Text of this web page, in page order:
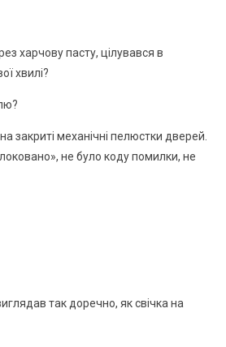
харчову пасту, цілувався в
хвилі?
закриті механічні пелюстки дверей.
не було коду помилки, не
так доречно, як свічка на